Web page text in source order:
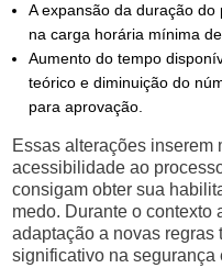
A expansão da duração
na carga horária mínima
Aumento do tempo
teórico e diminuição do
para aprovação.
Essas alterações inserem
acessibilidade ao
consigam obter sua
medo. Durante o contexto
adaptação a novas regras
significativo na segurança